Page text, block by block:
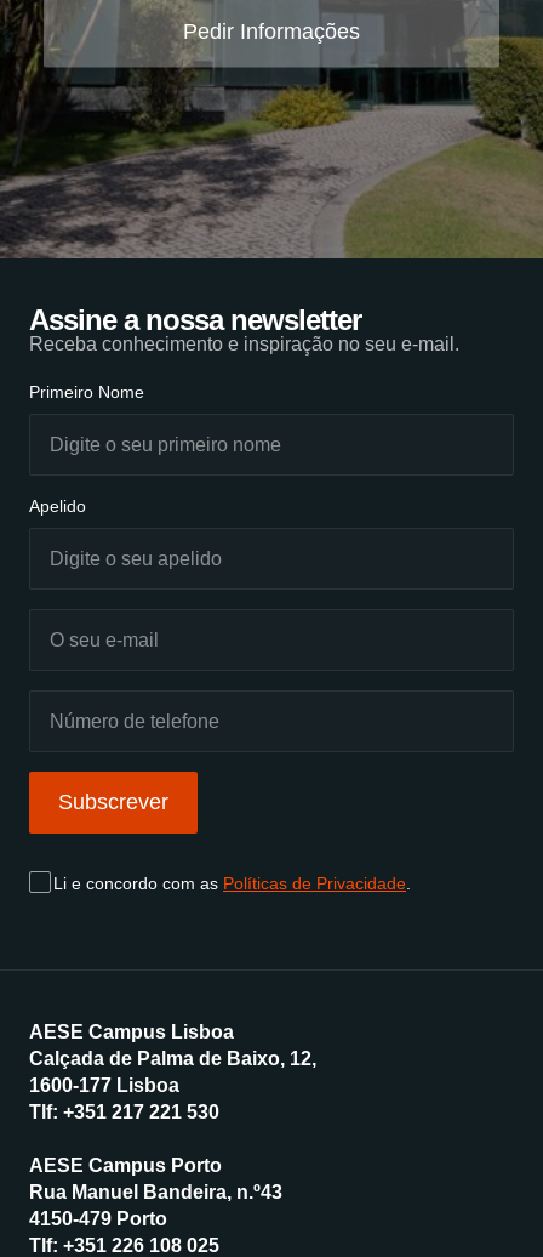
Pedir Informações
Assine a nossa newsletter
Receba conhecimento e inspiração no seu e-mail.
Primeiro Nome
Apelido
Subscrever
Li e concordo com as Políticas de Privacidade
AESE Campus Lisboa
Calçada de Palma de Baixo, 12,
1600-177 Lisboa
Tlf: +351 217 221 530
AESE Campus Porto
Rua Manuel Bandeira, n.º43
4150-479 Porto
Tlf: +351 226 108 025